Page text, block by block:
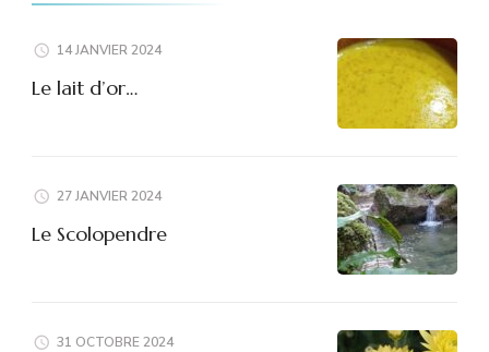
14 JANVIER 2024
Le lait d’or…
27 JANVIER 2024
Le Scolopendre
31 OCTOBRE 2024